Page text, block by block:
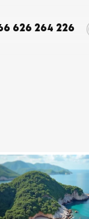
626 264 226